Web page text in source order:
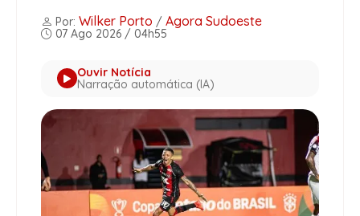
Por: Wilker Porto / Agora Sudoeste
07 Ago 2026 / 04h55
Ouvir Notícia
Narração automática (IA)